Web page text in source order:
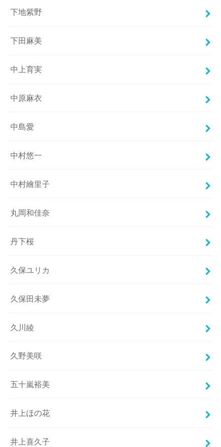
下地紫野
下田麻美
中上育実
中原麻衣
中島愛
中村悠一
中村繪里子
丸岡和佳奈
丹下桜
久保ユリカ
久保田未夢
久川綾
久野美咲
五十嵐裕美
井上ほの花
井上喜久子